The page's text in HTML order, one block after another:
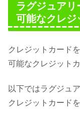
ラグジュア
可能なクレジ
クレジットカード
可能なクレジット
以下ではラグジュ
クレジットカード